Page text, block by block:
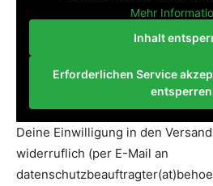
Mehr
Inhalt
Erforderlichen Service
entsperren
Deine Einwilligung in den
widerruflich (per E-Mail an